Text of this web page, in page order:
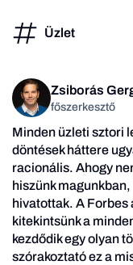
Üzlet
Zsiborás
főszerkesztő
Minden üzleti sztori
döntések háttere
racionális. Ahogy
hiszünk
hivatottak. A Forbes
kitekintsünk a
kezdődik egy olyan
szórakoztató ez a